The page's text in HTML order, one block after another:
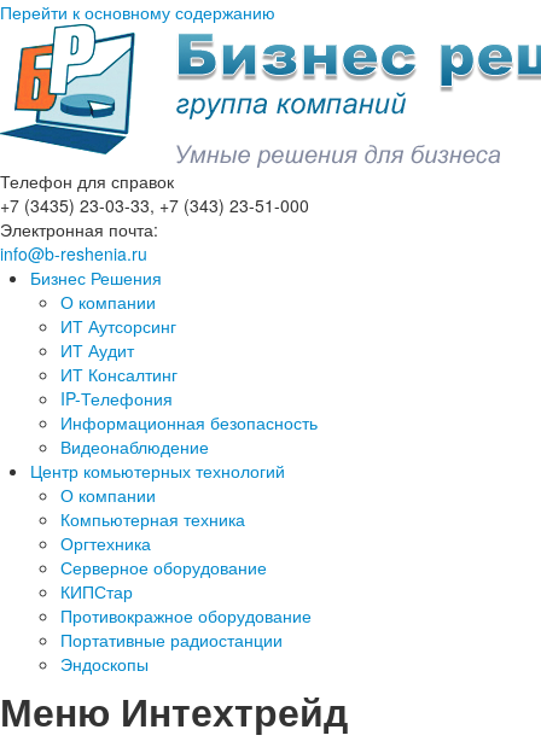
Перейти к основному содержанию
Телефон для справок
+7 (3435) 23-03-33, +7 (343) 23-51-000
Электронная почта:
info@b-reshenia.ru
Бизнес Решения
О компании
ИТ Аутсорсинг
ИТ Аудит
ИТ Консалтинг
IP-Телефония
Информационная безопасность
Видеонаблюдение
Центр комьютерных технологий
О компании
Компьютерная техника
Оргтехника
Серверное оборудование
КИПСтар
Противокражное оборудование
Портативные радиостанции
Эндоскопы
Меню Интехтрейд